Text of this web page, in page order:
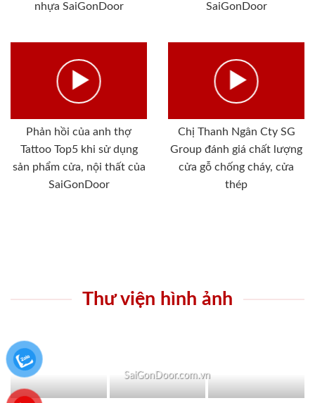
nhựa SaiGonDoor
SaiGonDoor
Phản hồi của anh thợ
Tattoo Top5 khi sử dụng
sản phẩm cửa, nội thất của
SaiGonDoor
Chị Thanh Ngân Cty SG
Group đánh giá chất lượng
cửa gỗ chống cháy, cửa
thép
Thư viện hình ảnh
SaiGonDoor.com.vn